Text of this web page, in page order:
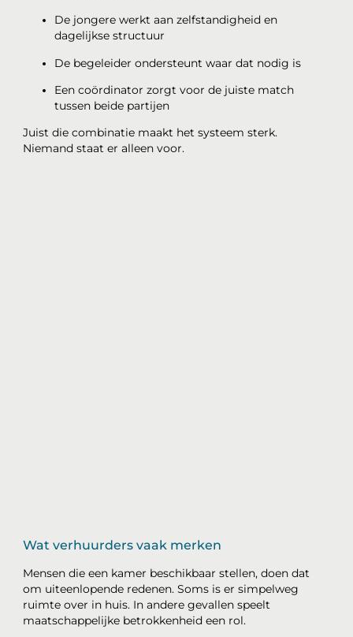
De jongere werkt aan zelfstandigheid en
dagelijkse structuur
De begeleider ondersteunt waar dat nodig is
Een coördinator zorgt voor de juiste match
tussen beide partijen
Juist die combinatie maakt het systeem sterk.
Niemand staat er alleen voor.
Wat verhuurders vaak merken
Mensen die een kamer beschikbaar stellen, doen dat
om uiteenlopende redenen. Soms is er simpelweg
ruimte over in huis. In andere gevallen speelt
maatschappelijke betrokkenheid een rol.